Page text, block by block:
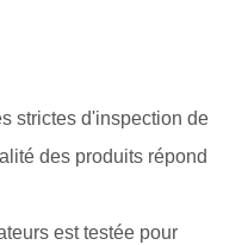
strictes d'inspection de
des produits répond
est testée pour